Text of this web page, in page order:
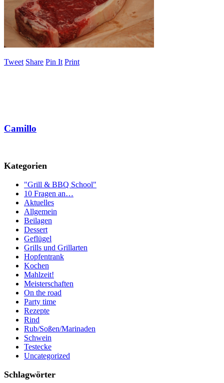
Tweet Share Pin It Print
Camillo
Kategorien
"Grill & BBQ School"
10 Fragen an…
Aktuelles
Allgemein
Beilagen
Dessert
Geflügel
Grills und Grillarten
Hopfentrank
Kochen
Mahlzeit!
Meisterschaften
On the road
Party time
Rezepte
Rind
Rub/Soßen/Marinaden
Schwein
Testecke
Uncategorized
Schlagwörter